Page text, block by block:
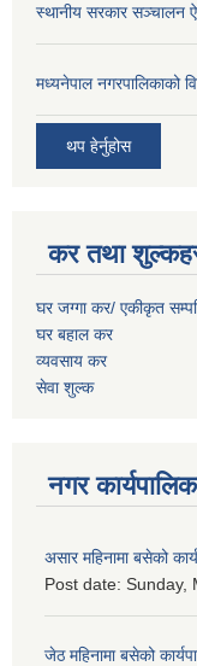
स्थानीय सरकार सञ्चालन
मध्यनेपाल नगरपालिकाको
थप हेर्नुहोस
कर तथा
घर जग्गा कर/ एकीकृत
घर बहाल कर
व्यवसाय कर
सेवा शुल्क
नगर
असार महिनामा बसेको
Post date: Sunday,
जेठ महिनामा बसेको